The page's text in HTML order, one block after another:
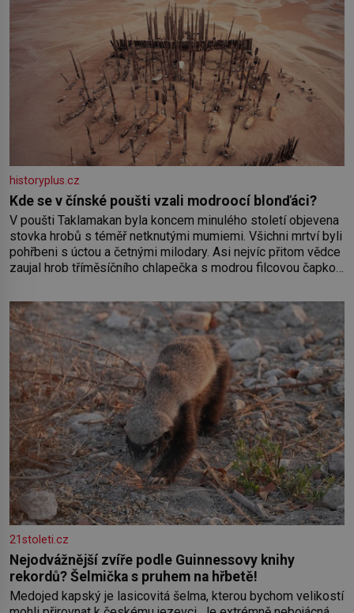
historyplus.cz
Kde se v čínské poušti vzali modroocí blonďáci?
V poušti Taklamakan byla koncem minulého století objevena
stovka hrobů s téměř netknutými mumiemi. Všichni mrtví byli
pohřbeni s úctou a četnými milodary. Asi nejvíc přitom vědce
zaujal hrob tříměsíčního chlapečka s modrou filcovou čapkou,
nesmírně dobře zachovalá, přičítají odborníci zdejším
klimatickým podmínkám. Sucho, prosolené písky a extrémně
21stoleti.cz
Nejodvážnější zvíře podle Guinnessovy knihy
rekordů? Šelmička s pruhem na hřbetě!
Medojed kapský je lasicovitá šelma, kterou bychom velikostí